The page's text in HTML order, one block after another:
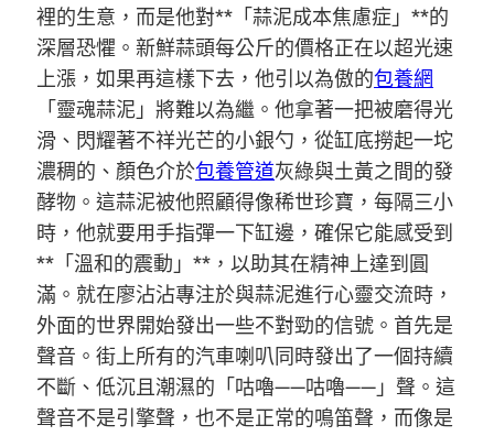
裡的生意，而是他對**「蒜泥成本焦慮症」**的
深層恐懼。新鮮蒜頭每公斤的價格正在以超光速
上漲，如果再這樣下去，他引以為傲的包養網
「靈魂蒜泥」將難以為繼。他拿著一把被磨得光
滑、閃耀著不祥光芒的小銀勺，從缸底撈起一坨
濃稠的、顏色介於包養管道灰綠與土黃之間的發
酵物。這蒜泥被他照顧得像稀世珍寶，每隔三小
時，他就要用手指彈一下缸邊，確保它能感受到
**「溫和的震動」**，以助其在精神上達到圓
滿。就在廖沾沾專注於與蒜泥進行心靈交流時，
外面的世界開始發出一些不對勁的信號。首先是
聲音。街上所有的汽車喇叭同時發出了一個持續
不斷、低沉且潮濕的「咕嚕——咕嚕——」聲。這
聲音不是引擎聲，也不是正常的鳴笛聲，而像是